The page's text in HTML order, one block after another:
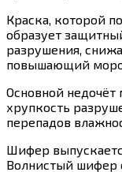
Краска, которой
образует
разрушения,
повышающий
Основной
хрупкость
перепадов
Шифер
Волнистый шифер